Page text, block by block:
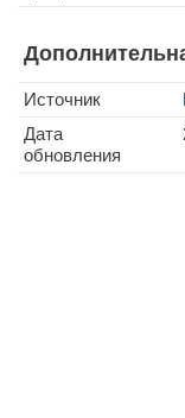
Источник
Дата
обновления